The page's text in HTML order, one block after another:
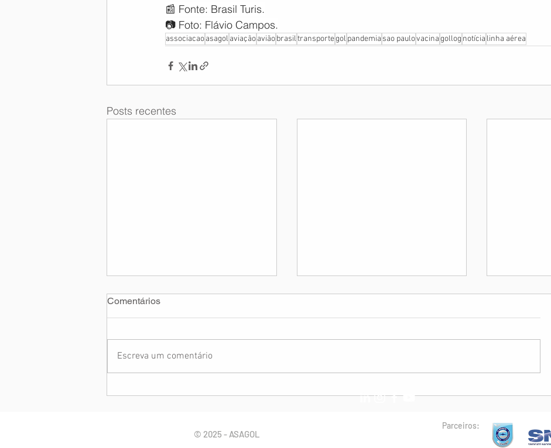
📰 Fonte: Brasil Turis.
📷 Foto: Flávio Campos.
associacaoasagol aviaçãoaviãobrasiltransportegol pandemia sao paulovacinagollog notícia linha aérea
Posts recentes
Comentários
Escreva um comentário
© 2025 - ASAGOL
Parceiros: